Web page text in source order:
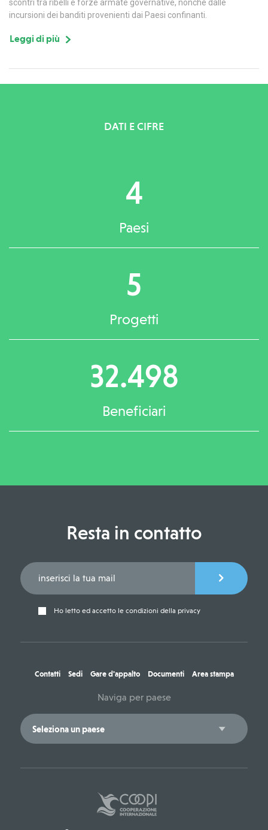
scontri tra ribelli e forze armate governative, nonché dalle
incursioni dei banditi provenienti dai Paesi confinanti.
Leggi di più
DATI E CIFRE
4
Paesi
5
Progetti
32.498
Beneficiari
Resta in contatto
Ho letto ed accetto le condizioni della privacy
Contatti Sedi Gare d'appalto Documenti Area stampa
Naviga per paese